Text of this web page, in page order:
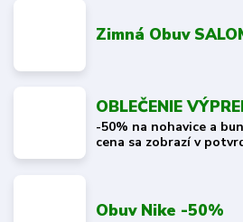
Zimná Obuv
OBLEČENIE
-50% na nohavice a
cena sa zobrazí v
Obuv Nike -50%